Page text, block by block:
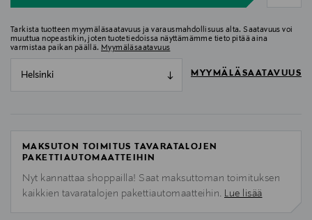
Tarkista tuotteen myymäläsaatavuus ja varausmahdollisuus alta. Saatavuus voi
muuttua nopeastikin, joten tuotetiedoissa näyttämämme tieto pitää aina
varmistaa paikan päällä. Myymäläsaatavuus
Helsinki MYYMÄLÄSAATAVUUS
MAKSUTON TOIMITUS TAVARATALOJEN
PAKETTIAUTOMAATTEIHIN
Nyt kannattaa shoppailla! Saat maksuttoman toimituksen
kaikkien tavaratalojen pakettiautomaatteihin. Lue lisää